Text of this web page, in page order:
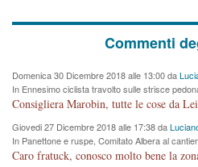
Commenti
Domenica 30 Dicembre 2018 alle 13:00 da
In Ennesimo ciclista travolto sulle strisce
Comune si svegli"
Giovedi 27 Dicembre 2018 alle 17:38 da
In Panettone e ruspe, Comitato Albera al
cronoprogramma"